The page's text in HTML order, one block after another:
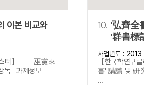
이본 비교와
스터】 巫黨來
강독 과제정보
10. '弘齊全
'群書標
중심으로
사업년도 : 2013
【한국학연
書' 講讀 및
...